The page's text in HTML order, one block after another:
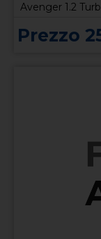
Avenger 1.2
Prezzo